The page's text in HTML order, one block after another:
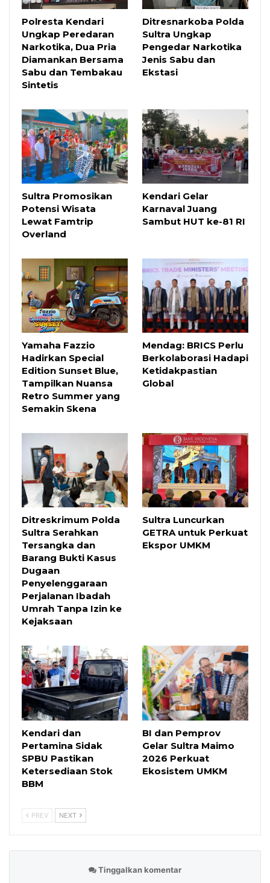
Polresta Kendari
Ungkap Peredaran
Narkotika, Dua Pria
Diamankan Bersama
Sabu dan Tembakau
Sintetis
Ditresnarkoba Polda
Sultra Ungkap
Pengedar Narkotika
Jenis Sabu dan
Ekstasi
Sultra Promosikan
Potensi Wisata
Lewat Famtrip
Overland
Kendari Gelar
Karnaval Juang
Sambut HUT ke-81 RI
Yamaha Fazzio
Hadirkan Special
Edition Sunset Blue,
Tampilkan Nuansa
Retro Summer yang
Semakin Skena
Mendag: BRICS Perlu
Berkolaborasi Hadapi
Ketidakpastian
Global
Ditreskrimum Polda
Sultra Serahkan
Tersangka dan
Barang Bukti Kasus
Dugaan
Penyelenggaraan
Perjalanan Ibadah
Umrah Tanpa Izin ke
Kejaksaan
Sultra Luncurkan
GETRA untuk Perkuat
Ekspor UMKM
Kendari dan
Pertamina Sidak
SPBU Pastikan
Ketersediaan Stok
BBM
BI dan Pemprov
Gelar Sultra Maimo
2026 Perkuat
Ekosistem UMKM
PREV NEXT
Tinggalkan komentar